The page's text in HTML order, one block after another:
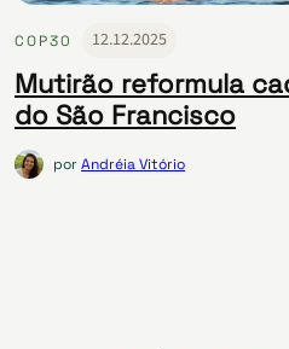
COP30 12.12.2025
Mutirão reformula
do São Francisco
porAndréia Vitório